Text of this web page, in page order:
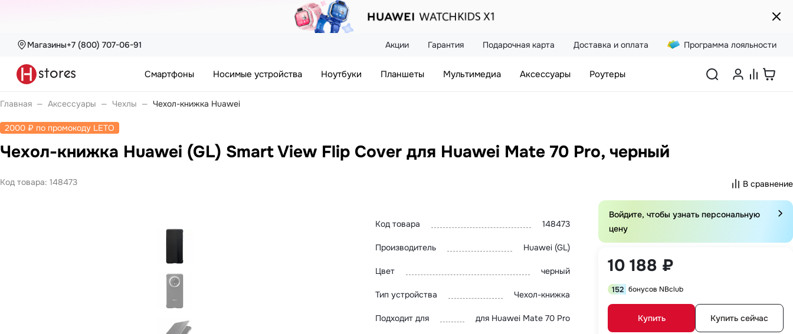
Каталог
nova
Watch
Watch GT
Watch Kids
Band 10
Ноутбуки
Магазины+7 (800) 707-06-91 Акции Гарантия Подарочная карта Доставка и оплата Программа лояльности
Смартфоны Носимые устройства Ноутбуки Планшеты Мультимедиа Аксессуары Роутеры
Главная — Аксессуары — Чехлы — Чехол-книжка Huawei
2000 ₽ по промокоду LETO
Чехол-книжка Huawei (GL) Smart View Flip Cover для Huawei Mate 70 Pro, черный
Код товара: 148473 В сравнение
Код товара 148473
Производитель Huawei (GL)
Цвет черный
Тип устройства Чехол-книжка
Подходит для для Huawei Mate 70 Pro
Войдите, чтобы узнать персональную
цену
10 188 ₽
152 бонусов NBclub
Купить Купить сейчас
Войти или
Каталог
Покупателям